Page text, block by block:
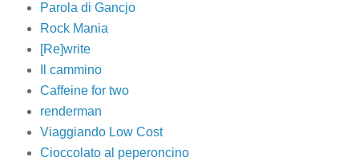
Parola di Gancjo
Rock Mania
[Re]write
Il cammino
Caffeine for two
renderman
Viaggiando Low Cost
Cioccolato al peperoncino